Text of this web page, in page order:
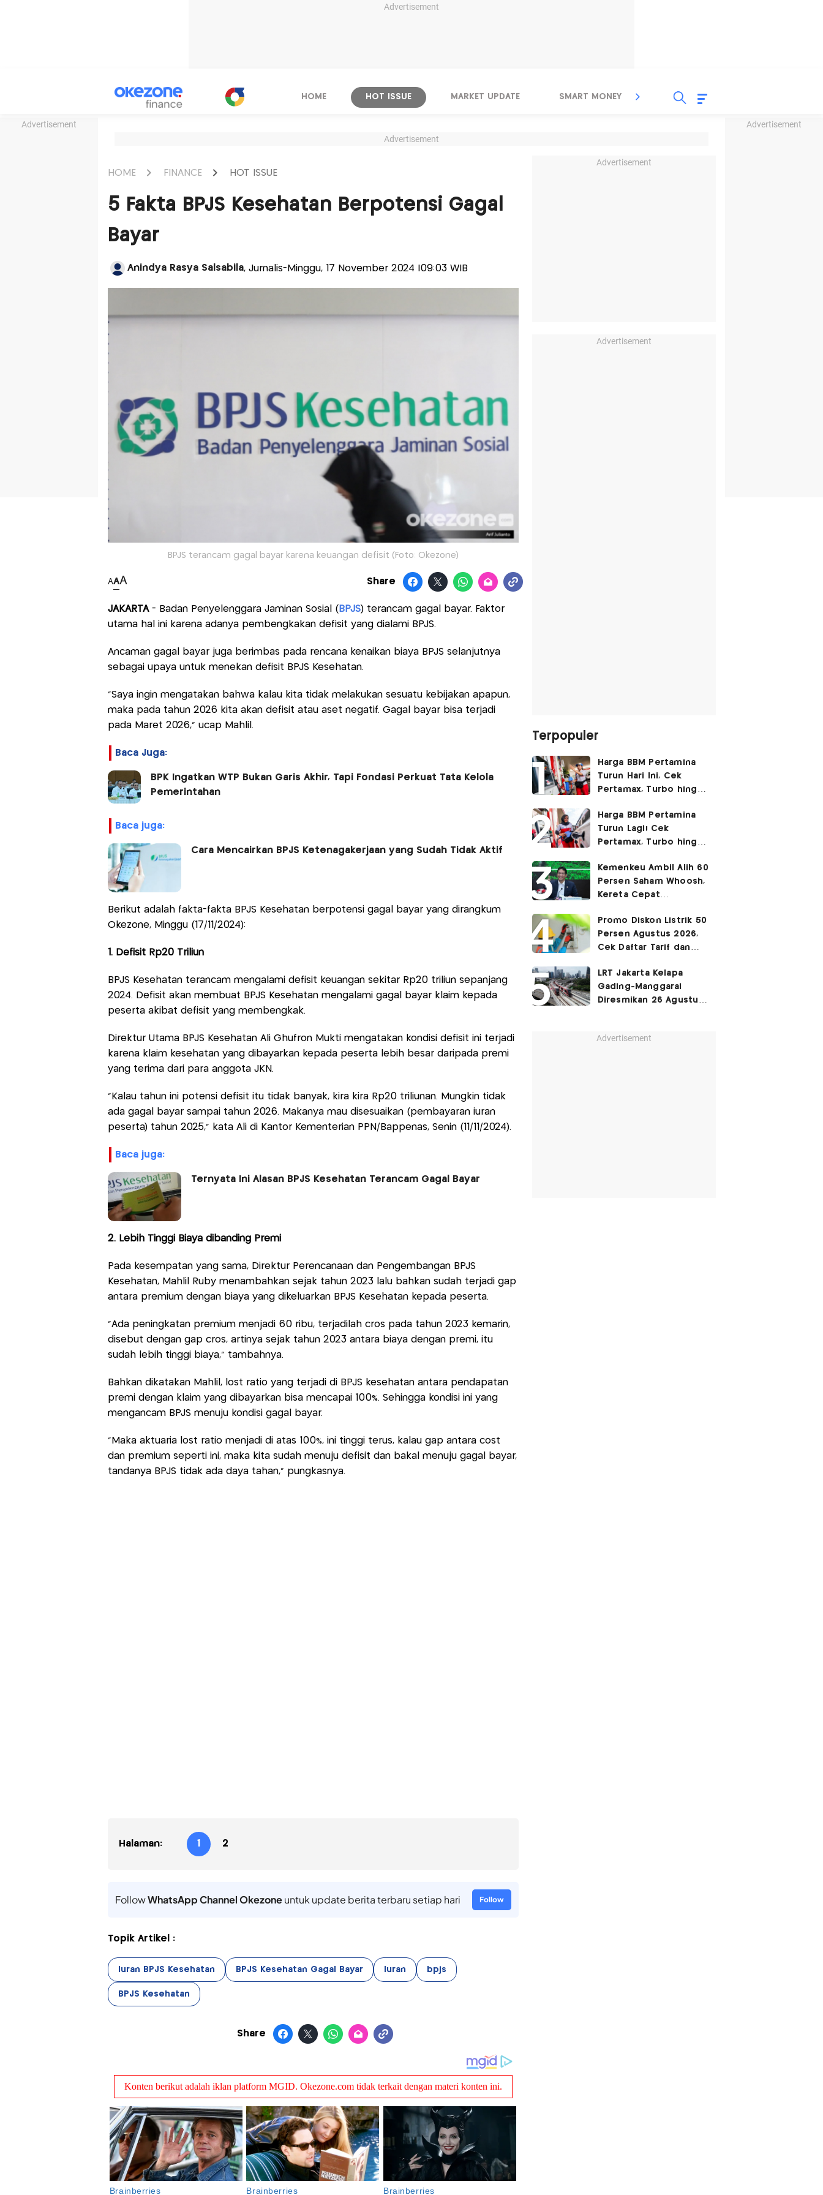
Advertisement
Advertisement Advertisement
HOME HOT ISSUE MARKET UPDATE SMART MONEY INSPIRASI BISNIS
Advertisement
HOME FINANCE HOT ISSUE
5 Fakta BPJS Kesehatan Berpotensi Gagal
Bayar
Anindya Rasya Salsabila, Jurnalis-Minggu, 17 November 2024 |09:03 WIB
BPJS terancam gagal bayar karena keuangan defisit (Foto: Okezone)
AAA Share
JAKARTA- Badan Penyelenggara Jaminan Sosial ( BPJS) terancam gagal bayar. Faktor
utama hal ini karena adanya pembengkakan defisit yang dialami BPJS.
Ancaman gagal bayar juga berimbas pada rencana kenaikan biaya BPJS selanjutnya
sebagai upaya untuk menekan defisit BPJS Kesehatan.
"Saya ingin mengatakan bahwa kalau kita tidak melakukan sesuatu kebijakan apapun,
maka pada tahun 2026 kita akan defisit atau aset negatif. Gagal bayar bisa terjadi
pada Maret 2026," ucap Mahlil.
Baca Juga:
BPK Ingatkan WTP Bukan Garis Akhir, Tapi Fondasi Perkuat Tata Kelola
Pemerintahan
baca juga:
Cara Mencairkan BPJS Ketenagakerjaan yang Sudah Tidak Aktif
Berikut adalah fakta-fakta BPJS Kesehatan berpotensi gagal bayar yang dirangkum
Okezone, Minggu (17/11/2024):
1. Defisit Rp20 Triliun
BPJS Kesehatan terancam mengalami defisit keuangan sekitar Rp20 triliun sepanjang
2024. Defisit akan membuat BPJS Kesehatan mengalami gagal bayar klaim kepada
peserta akibat defisit yang membengkak.
Direktur Utama BPJS Kesehatan Ali Ghufron Mukti mengatakan kondisi defisit ini terjadi
karena klaim kesehatan yang dibayarkan kepada peserta lebih besar daripada premi
yang terima dari para anggota JKN.
"Kalau tahun ini potensi defisit itu tidak banyak, kira kira Rp20 triliunan. Mungkin tidak
ada gagal bayar sampai tahun 2026. Makanya mau disesuaikan (pembayaran iuran
peserta) tahun 2025," kata Ali di Kantor Kementerian PPN/Bappenas, Senin (11/11/2024).
baca juga:
Ternyata Ini Alasan BPJS Kesehatan Terancam Gagal Bayar
2. Lebih Tinggi Biaya dibanding Premi
Pada kesempatan yang sama, Direktur Perencanaan dan Pengembangan BPJS
Kesehatan, Mahlil Ruby menambahkan sejak tahun 2023 lalu bahkan sudah terjadi gap
antara premium dengan biaya yang dikeluarkan BPJS Kesehatan kepada peserta.
"Ada peningkatan premium menjadi 60 ribu, terjadilah cros pada tahun 2023 kemarin,
disebut dengan gap cros, artinya sejak tahun 2023 antara biaya dengan premi, itu
sudah lebih tinggi biaya," tambahnya.
Bahkan dikatakan Mahlil, lost ratio yang terjadi di BPJS kesehatan antara pendapatan
premi dengan klaim yang dibayarkan bisa mencapai 100%. Sehingga kondisi ini yang
mengancam BPJS menuju kondisi gagal bayar.
"Maka aktuaria lost ratio menjadi di atas 100%, ini tinggi terus, kalau gap antara cost
dan premium seperti ini, maka kita sudah menuju defisit dan bakal menuju gagal bayar,
tandanya BPJS tidak ada daya tahan," pungkasnya.
Halaman: 1 2
FollowWhatsApp Channel Okezoneuntuk update berita terbaru setiap hari Follow
Topik Artikel :
Iuran BPJS Kesehatan BPJS Kesehatan Gagal Bayar Iuran bpjs
BPJS Kesehatan
Share
Advertisement
Advertisement
Terpopuler
Harga BBM Pertamina
Turun Hari Ini, Cek
Pertamax, Turbo hingga
2026
Harga BBM Pertamina
Turun Lagi! Cek
Pertamax, Turbo hingga
Agustus 2026
Kemenkeu Ambil Alih 60
Persen Saham Whoosh,
Kereta Cepat
Surabaya
Promo Diskon Listrik 50
Persen Agustus 2026,
Cek Daftar Tarif dan
LRT Jakarta Kelapa
Gading-Manggarai
Diresmikan 26 Agustus
Advertisement